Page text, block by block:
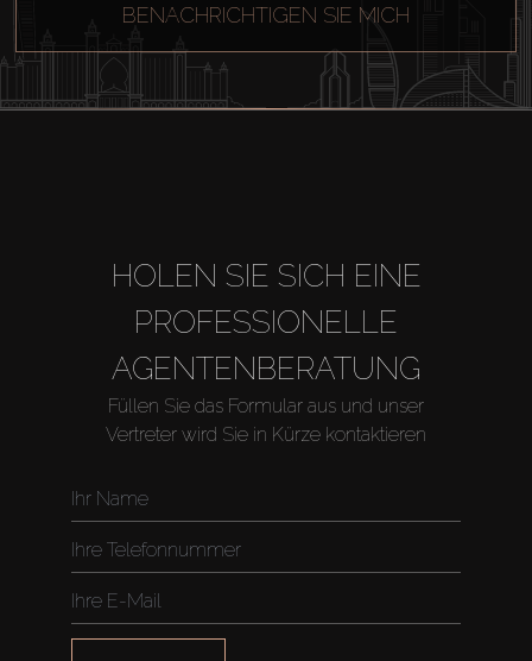
BENACHRICHTIGEN SIE MICH
HOLEN SIE SICH EINE
PROFESSIONELLE
AGENTENBERATUNG
Füllen Sie das Formular aus und unser
Vertreter wird Sie in Kürze kontaktieren